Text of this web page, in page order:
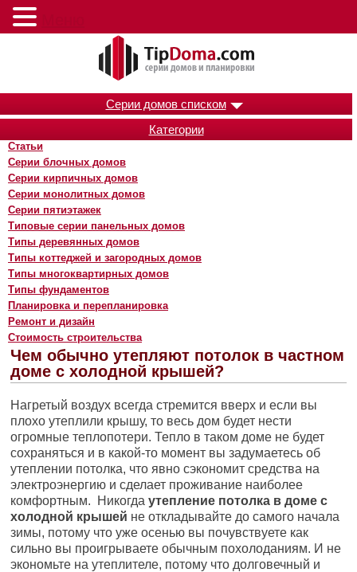
Серии домов списком
Категории
Статьи
Серии блочных домов
Серии кирпичных домов
Серии монолитных домов
Серии пятиэтажек
Типовые серии панельных домов
Типы деревянных домов
Типы коттеджей и загородных домов
Типы многоквартирных домов
Типы фундаментов
Планировка и перепланировка
Ремонт и дизайн
Стоимость строительства
Чем обычно утепляют потолок в частном
доме с холодной крышей?
Нагретый воздух всегда стремится вверх и если вы
плохо утеплили крышу, то весь дом будет нести
огромные теплопотери. Тепло в таком доме не будет
сохраняться и в какой-то момент вы задумаетесь об
утеплении потолка, что явно сэкономит средства на
электроэнергию и сделает проживание наиболее
комфортным. Никогдаутепление потолка в доме с
холодной крышей не откладывайте до самого начала
зимы, потому что уже осенью вы почувствуете как
сильно вы проигрываете обычным похолоданиям. И не
экономьте на утеплителе, потому что долговечный и